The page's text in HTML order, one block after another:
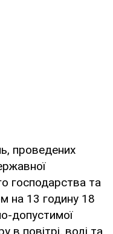
проведених
господарства та
на 13 годину 18
допустимої
в повітрі, воді та